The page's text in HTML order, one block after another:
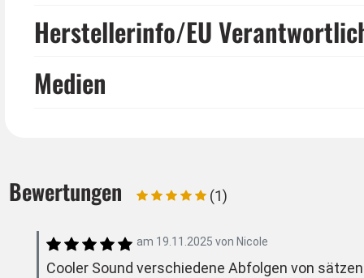
Herstellerinfo/EU
Medien
Bewertungen (1)
am 19.11.2025 von Nicole
Cooler Sound verschiedene Abfolgen von sätzen